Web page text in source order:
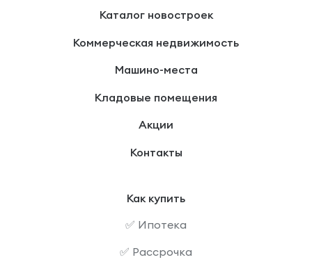
Каталог новостроек
Коммерческая недвижимость
Машино-места
Кладовые помещения
Акции
Контакты
Как купить
✅ Ипотека
✅ Рассрочка